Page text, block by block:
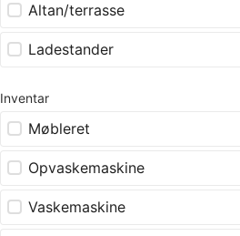
Altan/terrasse
Ladestander
Inventar
Møbleret
Opvaskemaskine
Vaskemaskine